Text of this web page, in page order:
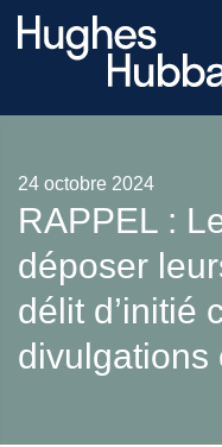
24 octobre 2024
RAPPEL :
déposer
délit d’initié
divulgations